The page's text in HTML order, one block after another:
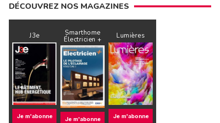
DÉCOUVREZ NOS MAGAZINES
J3e
Je m'abonne
Smarthome
Électricien +
Je m'abonne
Lumières
Je m'abonne